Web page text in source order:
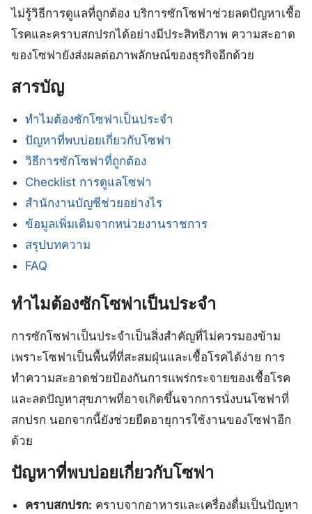
ไม่รู้วิธีการดูแลที่ถูกต้อง บริการซักโซฟาช่วยลดปัญหาเชื้อ
โรคและคราบสกปรกได้อย่างมีประสิทธิภาพ ความสะอาด
ของโซฟายังส่งผลต่อภาพลักษณ์ของธุรกิจอีกด้วย
สารบัญ
ทำไมต้องซักโซฟาเป็นประจำ
ปัญหาที่พบบ่อยเกี่ยวกับโซฟา
วิธีการซักโซฟาที่ถูกต้อง
Checklist การดูแลโซฟา
สำนักงานบัญชีช่วยอย่างไร
ข้อมูลเพิ่มเติมจากหน่วยงานราชการ
สรุปบทความ
FAQ
ทำไมต้องซักโซฟาเป็นประจำ
การซักโซฟาเป็นประจำเป็นสิ่งสำคัญที่ไม่ควรมองข้าม
เพราะโซฟาเป็นพื้นที่ที่สะสมฝุ่นและเชื้อโรคได้ง่าย การ
ทำความสะอาดช่วยป้องกันการแพร่กระจายของเชื้อโรค
และลดปัญหาสุขภาพที่อาจเกิดขึ้นจากการนั่งบนโซฟาที่
สกปรก นอกจากนี้ยังช่วยยืดอายุการใช้งานของโซฟาอีก
ด้วย
ปัญหาที่พบบ่อยเกี่ยวกับโซฟา
คราบสกปรก: คราบจากอาหารและเครื่องดื่มเป็นปัญหา